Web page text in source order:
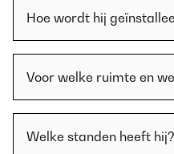
Hoe wordt hij
Voor welke ruimte en
Welke standen heeft hij?